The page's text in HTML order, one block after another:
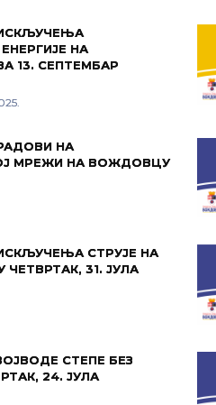
НА
13. СЕПТЕМБАР
НА
МРЕЖИ НА ВОЖДОВЦУ
СТРУЈЕ НА
31. ЈУЛА
СТЕПЕ БЕЗ
24. ЈУЛА